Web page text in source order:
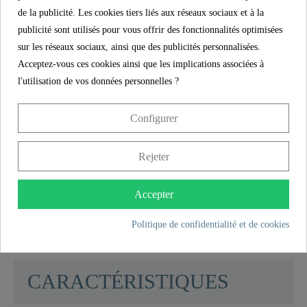
La livraison comprend un jeu de montage complet
et des instructions de montage illustrées en
plusieurs langues. Les flexibles de raccordement
(500 mm) à la fourniture en eau domestique sont
Le robinet séduit par sa facilité de montage. Le
raccord central fourni est pratique, intuitif et peut
être mis en œuvre rapidement sans connaissances
CARACTÉRISTIQUES
de la publicité. Les cookies tiers liés aux réseaux sociaux et à la
publicité sont utilisés pour vous offrir des fonctionnalités optimisées
sur les réseaux sociaux, ainsi que des publicités personnalisées.
Acceptez-vous ces cookies ainsi que les implications associées à
l'utilisation de vos données personnelles ?
Configurer
Rejeter
Accepter
Politique de confidentialité et de cookies